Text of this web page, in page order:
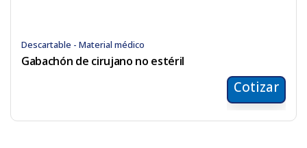
Descartable - Material médico
Gabachón de cirujano no estéril
Cotizar